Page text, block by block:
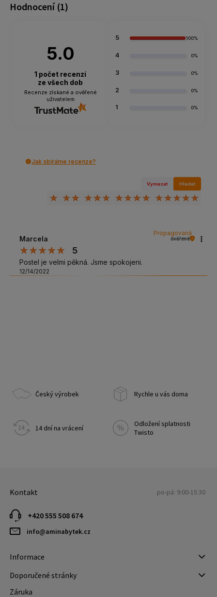
Hodnocení (1)
5.0
1 počet recenzí
ze všech dob
Recenze získané a ověřené
uživatelem
5 100%
4 0%
3 0%
2 0%
1 0%
Jak sbíráme recenze?
Vymazat Hledat
Propagovaná
Marcela ověřené
5
Postel je velmi pěkná. Jsme spokojeni.
12/14/2022
Český výrobek Rychle u vás doma
14 dní na vrácení
Odložení splatnosti
Twisto
Kontakt po-pá: 9:00-15:30
+420 555 508 674
info@aminabytek.cz
Informace
Doporučené stránky
Záruka